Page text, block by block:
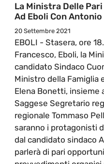
La Ministra Delle
Ad Eboli Con Antonio
20 Settembre 2021
EBOLI - Stasera, ore
Francesco, Eboli, la
candidato Sindaco
Ministro della Famiglia
Elena Bonetti, insieme
Saggese Segretario
regionale Tommaso
saranno i protagonisti
dal candidato sindaco
parlerà di pari